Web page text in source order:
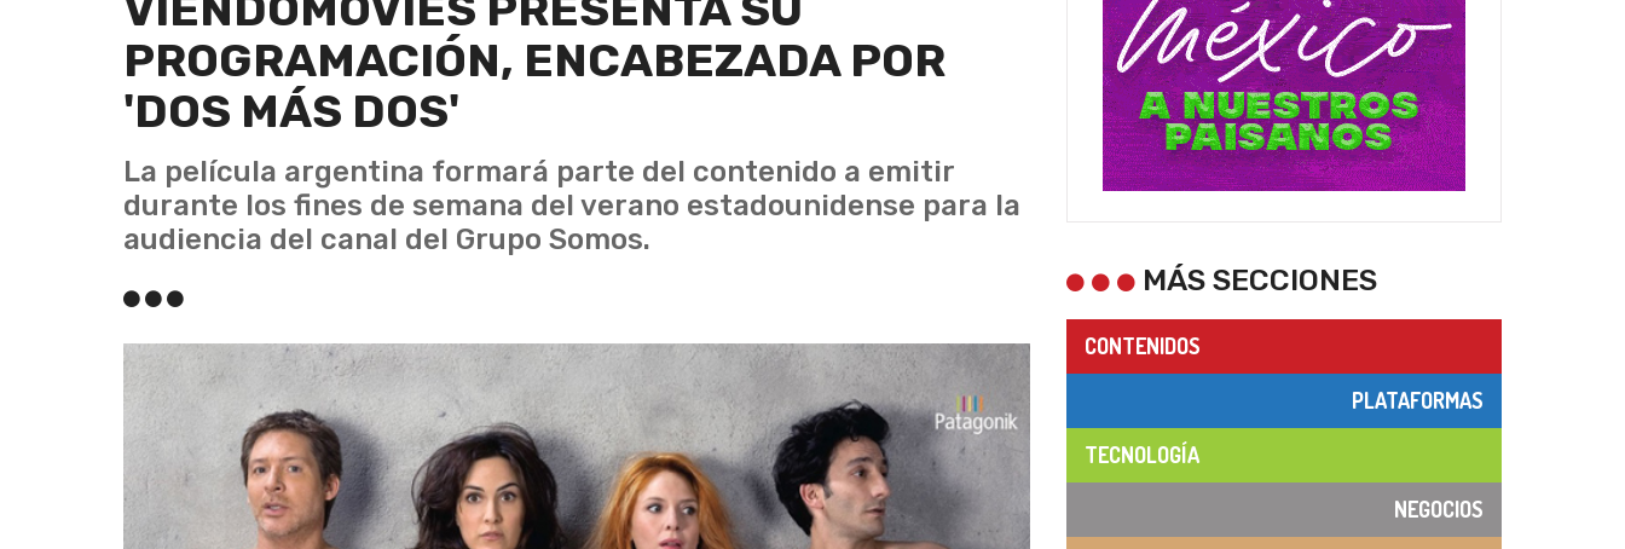
PROGRAMACIÓN, ENCABEZADA POR
'DOS MÁS DOS'
La película argentina formará parte del contenido a emitir
durante los fines de semana del verano estadounidense para la
audiencia del canal del Grupo Somos.
MÁS SECCIONES
CONTENIDOS
PLATAFORMAS
TECNOLOGÍA
NEGOCIOS